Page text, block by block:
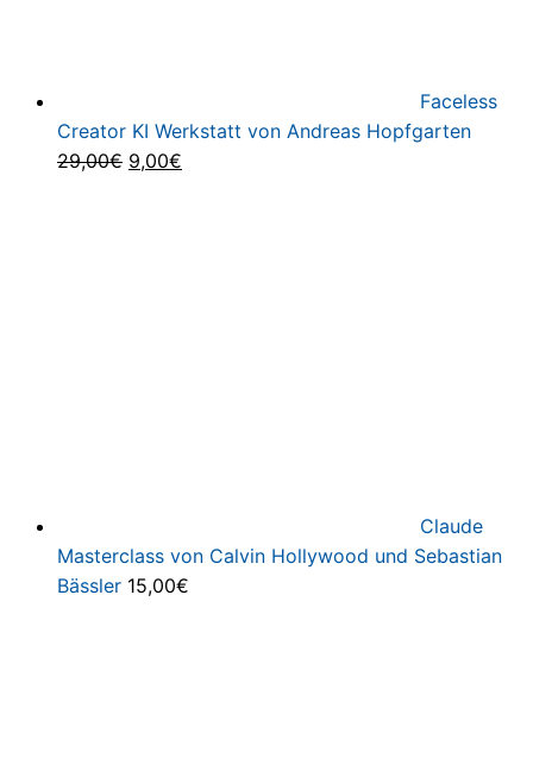
Faceless
Creator KI Werkstatt von Andreas Hopfgarten
29,00€ Ursprünglicher
9,00€
Claude
Masterclass von Calvin Hollywood und Sebastian
Bässler 15,00€